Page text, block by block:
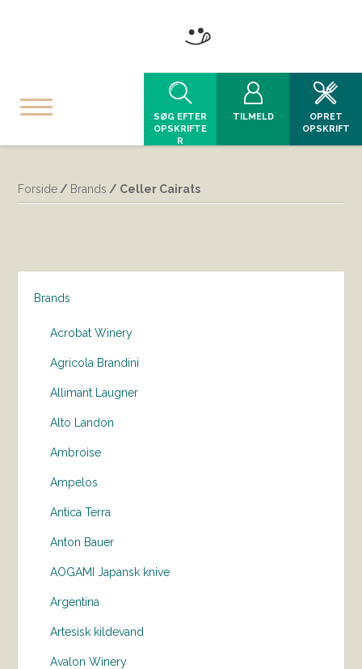
SØG EFTER
OPSKRIFTE
R
TILMELD
OPRET
OPSKRIFT
Forside / Brands / Celler Cairats
Brands
Acrobat Winery
Agricola Brandini
Allimant Laugner
Alto Landon
Ambroise
Ampelos
Antica Terra
Anton Bauer
AOGAMI Japansk knive
Argentina
Artesisk kildevand
Avalon Winery